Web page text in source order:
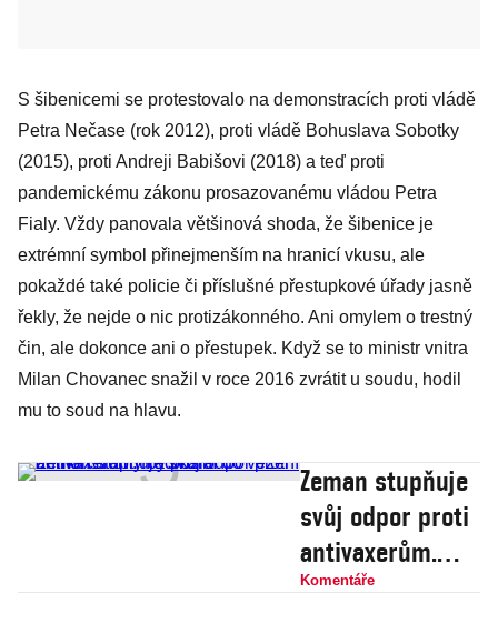
S šibenicemi se protestovalo na demonstracích proti vládě
Petra Nečase (rok 2012), proti vládě Bohuslava Sobotky
(2015), proti Andreji Babišovi (2018) a teď proti
pandemickému zákonu prosazovanému vládou Petra
Fialy. Vždy panovala většinová shoda, že šibenice je
extrémní symbol přinejmenším na hranicí vkusu, ale
pokaždé také policie či příslušné přestupkové úřady jasně
řekly, že nejde o nic protizákonného. Ani omylem o trestný
čin, ale dokonce ani o přestupek. Když se to ministr vnitra
Milan Chovanec snažil v roce 2016 zvrátit u soudu, hodil
mu to soud na hlavu.
Zeman stupňuje
svůj odpor proti
antivaxerům.
Radikální
Komentáře